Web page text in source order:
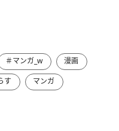
＃マンガ_w
漫画
す マンガ